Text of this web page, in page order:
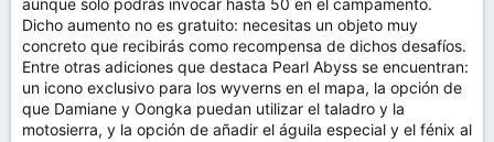
Dicho aumento no es gratuito: necesitas un objeto muy
concreto que recibirás como recompensa de dichos desafíos.
Entre otras adiciones que destaca Pearl Abyss se encuentran:
un icono exclusivo para los wyverns en el mapa, la opción de
que Damiane y Oongka puedan utilizar el taladro y la
motosierra, y la opción de añadir el águila especial y el fénix al